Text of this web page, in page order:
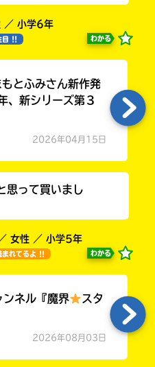
／ 小学6年
目 !! わかる
もとふみさん新作発
、新シリーズ第３
2026年04月15日
思って買いまし
女性 ／ 小学5年
まれてるよ !! わかる
ネル『魔界
スタ
2026年08月03日